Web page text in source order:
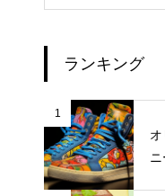
ランキング
1